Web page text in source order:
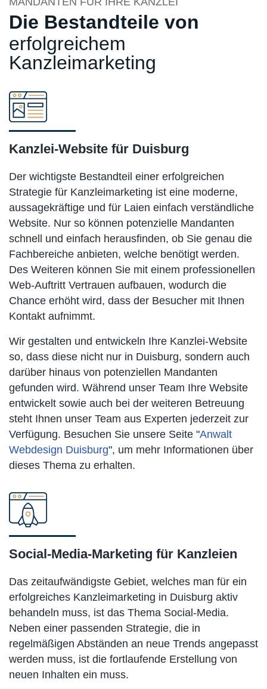
Die Bestandteile von
erfolgreichem
Kanzleimarketing
Kanzlei-Website für Duisburg
Der wichtigste Bestandteil einer erfolgreichen
Strategie für Kanzleimarketing ist eine moderne,
aussagekräftige und für Laien einfach verständliche
Website. Nur so können potenzielle Mandanten
schnell und einfach herausfinden, ob Sie genau die
Fachbereiche anbieten, welche benötigt werden.
Des Weiteren können Sie mit einem professionellen
Web-Auftritt Vertrauen aufbauen, wodurch die
Chance erhöht wird, dass der Besucher mit Ihnen
Kontakt aufnimmt.
Wir gestalten und entwickeln Ihre Kanzlei-Website
so, dass diese nicht nur in Duisburg, sondern auch
darüber hinaus von potenziellen Mandanten
gefunden wird. Während unser Team Ihre Website
entwickelt sowie auch bei der weiteren Betreuung
steht Ihnen unser Team aus Experten jederzeit zur
Verfügung. Besuchen Sie unsere Seite "Anwalt
Webdesign Duisburg", um mehr Informationen über
dieses Thema zu erhalten.
Social-Media-Marketing für Kanzleien
Das zeitaufwändigste Gebiet, welches man für ein
erfolgreiches Kanzleimarketing in Duisburg aktiv
behandeln muss, ist das Thema Social-Media.
Neben einer passenden Strategie, die in
regelmäßigen Abständen an neue Trends angepasst
werden muss, ist die fortlaufende Erstellung von
neuen Inhalten ein muss.